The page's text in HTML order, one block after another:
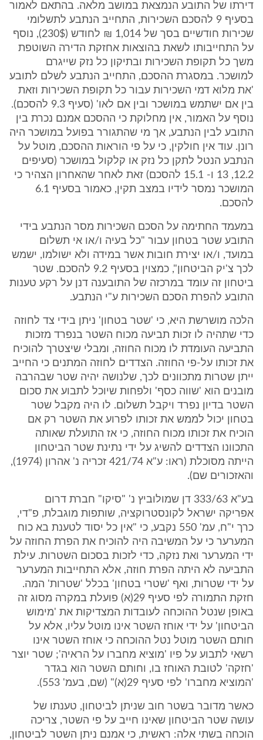
דירתו של התובע הנמצאת במושב מלאה. בהתאם לאמור
בסעיף 9 להסכם השכירות, התחייב הנתבע לתשלומי
שכירות חודשיים בסך של 1,014 ₪ לחודש (230$), נוסף
על התחייבותו לשאת בהוצאות אחזקת הדירה השוטפת
משך כל תקופת השכירות ובתיקון כל נזק שייגרם
למושכר. במסגרת ההסכם, התחייב הנתבע לשלם לתובע
'את מלוא דמי השכירות עבור כל תקופת השכירות וזאת
בין אם ישתמש במושכר ובין אם לאו' (סעיף 9.3 להסכם).
נוסף על האמור, אין מחלוקת כי ההסכם אמנם נכרת בין
התובע לבין הנתבע, אך מי שהתגורר בפועל במושכר היה
רונן. עוד אין חולקין, כי על פי הוראות ההסכם, מוטל על
הנתבע הנטל לתקן כל נזק או קלקול במושכר (סעיפים
12.2, 13 ו- 15.1 להסכם) זאת לאחר שהאחרון הצהיר כי
המושכר נמסר לידיו במצב תקין, כאמור בסעיף 6.1
להסכם.
במעמד החתימה על הסכם השכירות מסר הנתבע בידי
התובע שטר בטחון עבור "כל בעיה ו/או אי תשלום
במועד, ו/או יצירת חובות אשר במידה ולא ישולמו, ישמש
לכך צ'יק הביטחון", כמצוין בסעיף 9.2 להסכם. שטר
ביטחון זה עומד במרכזה של התובענה דנן על רקע טענות
התובע להפרת הסכם השכירות ע"י הנתבע.
הלכה מושרשת היא, כי 'שטר בטחון' ניתן בידי צד לחוזה
כדי שתהיה לו זכות תביעה מכוח השטר בנפרד מזכות
התביעה העומדת לו מכוח החוזה, ומבלי שיצטרך להוכיח
את זכותו על-פי החוזה. הצדדים לחוזה המתנים כי החייב
ייתן שטרות מתכוונים לכך, שלנושה יהיה שטר שבהרבה
מובנים הוא 'שווה כסף' ולפחות שיוכל לתבוע את סכום
השטר בדיון נפרד ויקבל תשלום. לו היה מקבל שטר
בטחון יכול לממש את זכותו לפרוע את השטר רק אם
הוכיח את זכותו מכוח החוזה, כי אז התועלת שאותה
התכוונו הצדדים להשיג על ידי נתינת שטר הביטחון
הייתה מסוכלת (ראו: ע"א 421/74 זכריה נ' אהרון (1974),
והאזכורים שם).
בע"א 333/63 דן שמולוביץ נ' "סיקו" חברת דרום
אפריקה ישראל לקונסטרוקציה, שותפות מוגבלת, פ"די,
כרך י"ח, עמ' 550 נקבע, כי "אין כל יסוד לטענת בא כוח
המערער כי על המשיבה היה להוכיח את הפרת החוזה על
ידי המערער ואת נזקה, כדי לזכות בסכום השטרות. עילת
התביעה לא היתה הפרת חוזה, אלא התחייבות המערער
על ידי שטרות, ואף 'שטרי בטחון' בכלל 'שטרות' המה.
חזקת התמורה לפי סעיף 29(א) פועלת במקרה מסוג זה
באופן שנטל ההוכחה לעובדות המצדיקות את 'מימוש
הביטחון' על ידי אוחז השטר אינו מוטל עליו, אלא על
חותם השטר מוטל נטל ההוכחה כי אוחז השטר אינו
רשאי לתבוע על פיו 'מוציא מחברו על הראיה'; שטר יוצר
'חזקה' לטובת האוחז בו, וחותם השטר הוא בגדר
'המוציא מחברו' לפי סעיף 29(א)" (שם, בעמ' 553).
כאשר מדובר בשטר חוב שניתן לביטחון, טענתו של
עושה שטר הביטחון שאינו חייב על פי השטר, צריכה
הוכחה בשתי אלה: ראשית, כי אמנם ניתן השטר לביטחון,